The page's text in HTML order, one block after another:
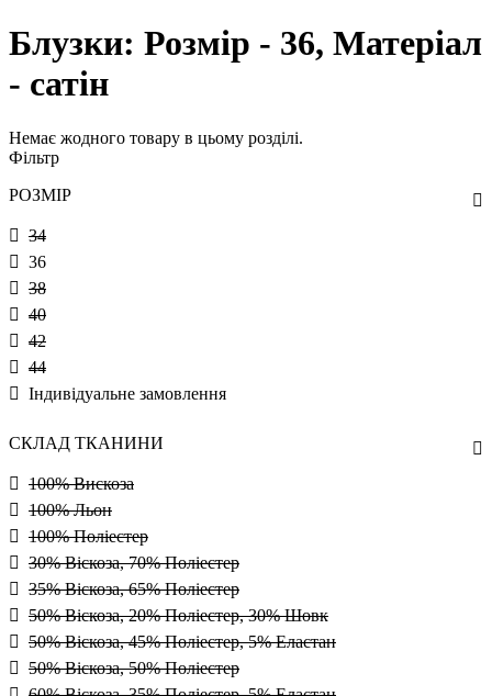
Блузки: Розмір - 36, Матеріал
- сатін
Немає жодного товару в цьому розділі.
Фільтр
РОЗМІР
34
36
38
40
42
44
Індивідуальне замовлення
СКЛАД ТКАНИНИ
100% Вискоза
100% Льон
100% Поліестер
30% Віскоза, 70% Поліестер
35% Віскоза, 65% Поліестер
50% Віскоза, 20% Поліестер, 30% Шовк
50% Віскоза, 45% Поліестер, 5% Еластан
50% Віскоза, 50% Поліестер